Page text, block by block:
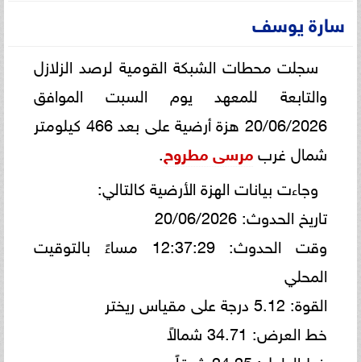
سارة يوسف
سجلت محطات الشبكة القومية لرصد الزلازل
والتابعة للمعهد يوم السبت الموافق
20/06/2026 هزة أرضية على بعد 466 كيلومتر
شمال غربمرسى مطروح.
وجاءت بيانات الهزة الأرضية كالتالي:
​تاريخ الحدوث: 20/06/2026
​وقت الحدوث: 12:37:29 مساءً بالتوقيت
المحلي
​القوة: 5.12 درجة على مقياس ريختر
​خط العرض: 34.71 شمالاً